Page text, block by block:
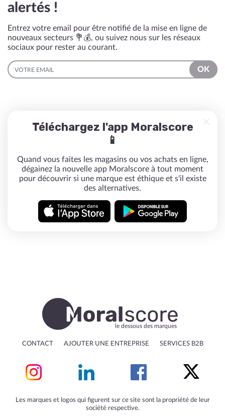
alertés !
Entrez votre email pour être notifié de la mise en ligne de
nouveaux secteurs 💐💰, ou suivez nous sur les réseaux
sociaux pour rester au courant.
EMAIL
OK
Téléchargez l'app Moralscore
📱
Quand vous faites les magasins ou vos achats en ligne,
dégainez la nouvelle app Moralscore à tout moment
pour découvrir si une marque est éthique et s'il existe
des alternatives.
le dessous des marques
CONTACT AJOUTER UNE ENTREPRISE SERVICES B2B
Les marques et logos qui figurent sur ce site sont la propriété de leur
société respective.